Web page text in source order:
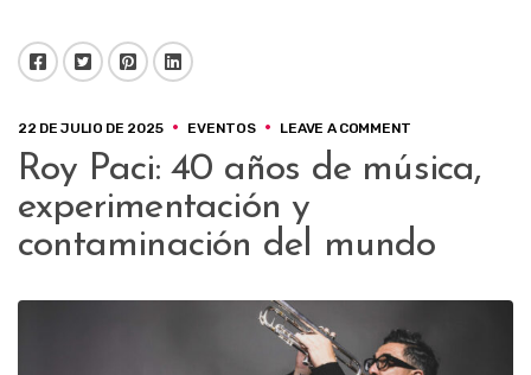
Facebook Twitter Pinterest LinkedIn
22 DE JULIO DE 2025 EVENTOS LEAVE A COMMENTON
PACI:
MÚSICA,
Y
DEL
MUNDO
Roy Paci: 40 años de música,
experimentación y
contaminación del mundo